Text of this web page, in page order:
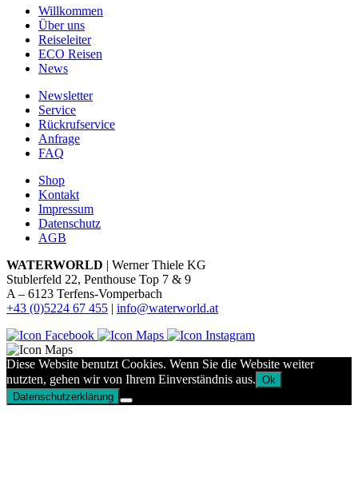
Willkommen
Über uns
Reiseleiter
ECO Reisen
News
Newsletter
Service
Rückrufservice
Anfrage
FAQ
Shop
Kontakt
Impressum
Datenschutz
AGB
WATERWORLD | Werner Thiele KG
Stublerfeld 22, Penthouse Top 7 & 9
A – 6123 Terfens-Vomperbach
+43 (0)5224 67 455 | info@waterworld.at
Diese Website benutzt Cookies. Wenn Sie die Website weiter
nutzten, gehen wir von Ihrem Einverständnis aus. Ok
Datenschutzerklärung